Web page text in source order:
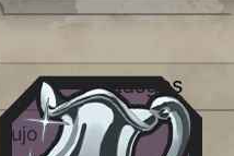
Rasgos
Lujo